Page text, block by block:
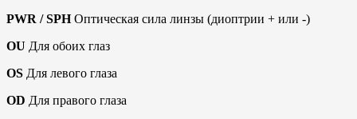
PWR / SPHОптическая сила линзы (диоптрии + или -)
OU Для обоих глаз
OS Для левого глаза
OD Для правого глаза